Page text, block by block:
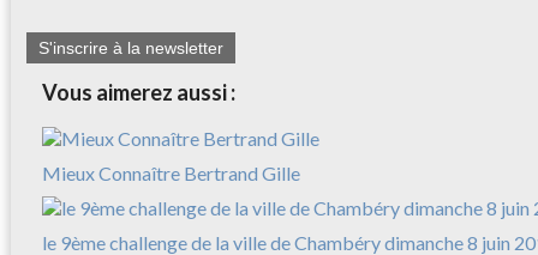
S'inscrire à la newsletter
Vous aimerez aussi :
Mieux Connaître Bertrand Gille
le 9ème challenge de la ville de Chambéry dimanche 8 juin